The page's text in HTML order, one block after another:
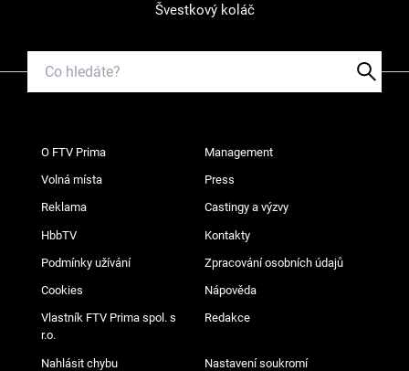
Švestkový koláč
O FTV Prima Management
Volná místa Press
Reklama Castingy a výzvy
HbbTV Kontakty
Podmínky užívání Zpracování osobních údajů
Cookies Nápověda
Vlastník FTV Prima spol. s
r.o.
Redakce
Nahlásit chybu Nastavení soukromí